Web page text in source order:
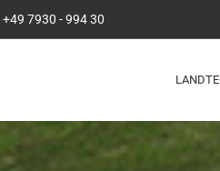
+49 7930 - 994 30